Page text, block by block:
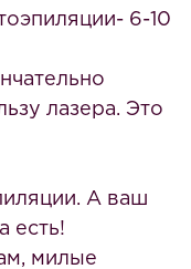
6-10
лазера. Это
А ваш
есть!
милые